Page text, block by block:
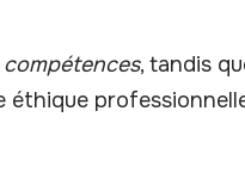
compétences, tandis